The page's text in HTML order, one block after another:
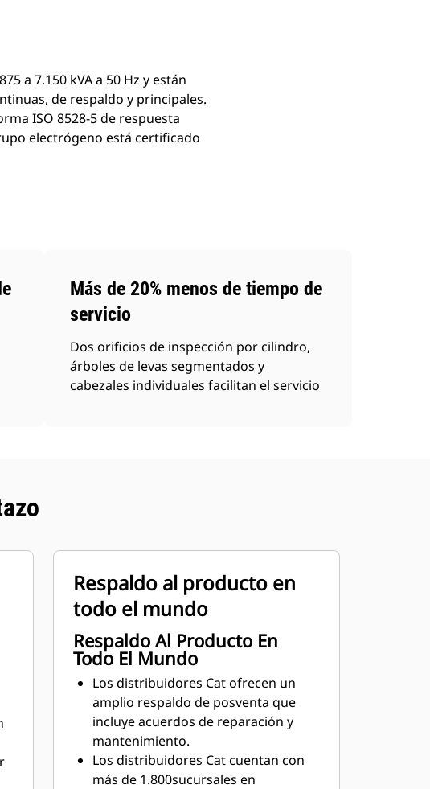
a 7.150 kVA a 50 Hz y están
de respaldo y principales.
ISO 8528-5 de respuesta
electrógeno está certificado
Más de 20% menos de tiempo de
servicio
Dos orificios de inspección por cilindro,
árboles de levas segmentados y
cabezales individuales facilitan el servicio
Respaldo al producto en
todo el mundo
Respaldo Al Producto En
Todo El Mundo
Los distribuidores Cat ofrecen un
amplio respaldo de posventa que
incluye acuerdos de reparación y
mantenimiento.
Los distribuidores Cat cuentan con
más de 1.800sucursales en